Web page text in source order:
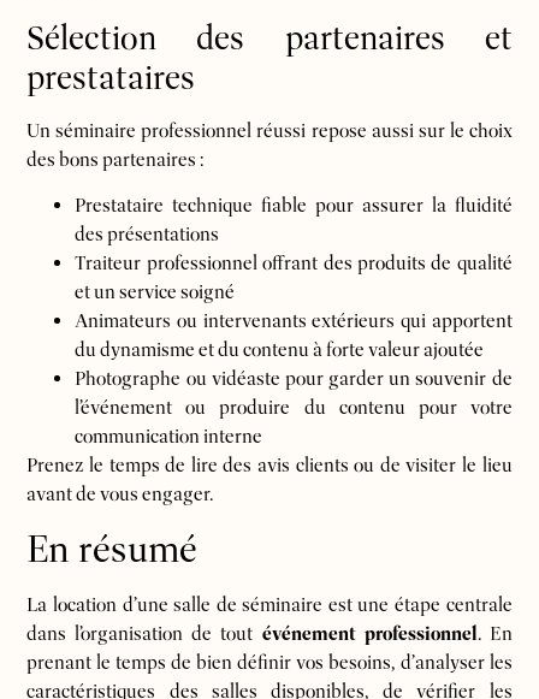
Sélection des partenaires et
prestataires
Un séminaire professionnel réussi repose aussi sur le choix
des bons partenaires :
Prestataire technique fiable pour assurer la fluidité
des présentations
Traiteur professionnel offrant des produits de qualité
et un service soigné
Animateurs ou intervenants extérieurs qui apportent
du dynamisme et du contenu à forte valeur ajoutée
Photographe ou vidéaste pour garder un souvenir de
l’événement ou produire du contenu pour votre
communication interne
Prenez le temps de lire des avis clients ou de visiter le lieu
avant de vous engager.
En résumé
La location d’une salle de séminaire est une étape centrale
dans l’organisation de tout événement professionnel. En
prenant le temps de bien définir vos besoins, d’analyser les
caractéristiques des salles disponibles, de vérifier les